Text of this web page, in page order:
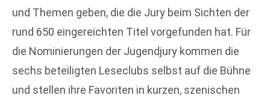
und Themen geben, die die Jury beim Sichten der
rund 650 eingereichten Titel vorgefunden hat. Für
die Nominierungen der Jugendjury kommen die
sechs beteiligten Leseclubs selbst auf die Bühne
und stellen ihre Favoriten in kurzen, szenischen